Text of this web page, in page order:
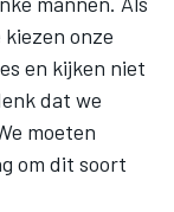
onze
en kijken niet
dat we
moeten
om dit soort